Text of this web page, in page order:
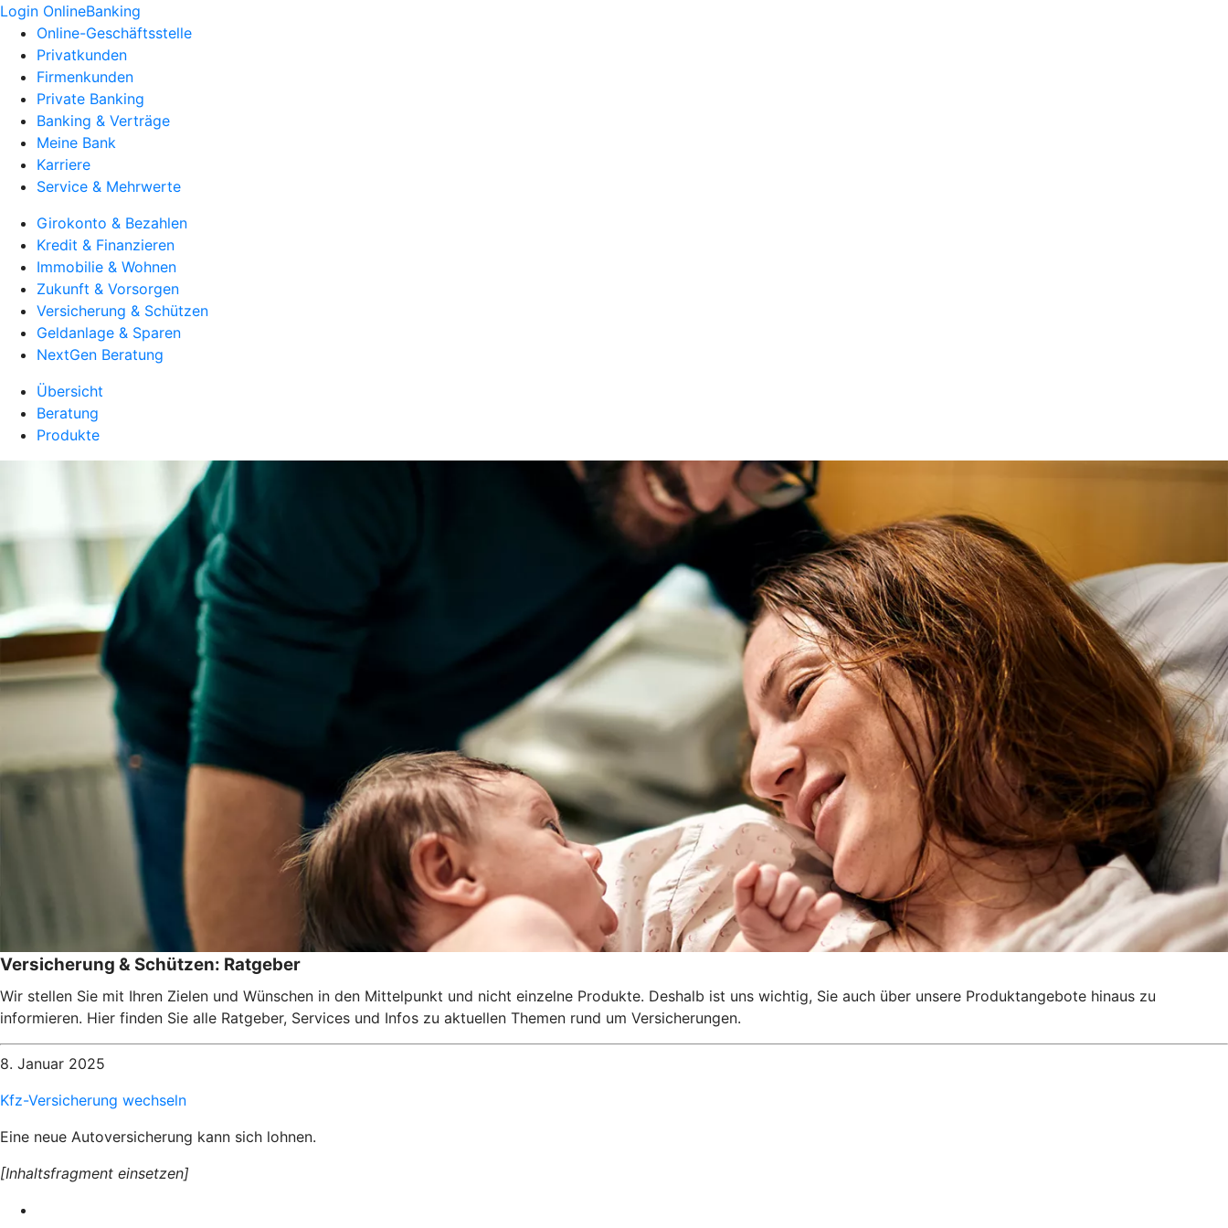
Login OnlineBanking
Online-Geschäftsstelle
Privatkunden
Firmenkunden
Private Banking
Banking & Verträge
Meine Bank
Karriere
Service & Mehrwerte
Girokonto & Bezahlen
Kredit & Finanzieren
Immobilie & Wohnen
Zukunft & Vorsorgen
Versicherung & Schützen
Geldanlage & Sparen
NextGen Beratung
Übersicht
Beratung
Produkte
Versicherung & Schützen: Ratgeber
Wir stellen Sie mit Ihren Zielen und Wünschen in den Mittelpunkt und nicht einzelne Produkte. Deshalb ist uns wichtig, Sie auch über unsere Produktangebote hinaus zu
informieren. Hier finden Sie alle Ratgeber, Services und Infos zu aktuellen Themen rund um Versicherungen.
8. Januar 2025
Kfz-Versicherung wechseln
Eine neue Autoversicherung kann sich lohnen.
[Inhaltsfragment einsetzen]